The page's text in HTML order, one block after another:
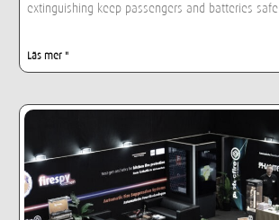
extinguishing keep passengers and batteries safe.
Läs mer "